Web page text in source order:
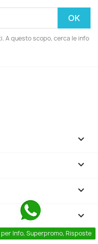
A questo scopo, cerca le info



keyboard_arrow_down
Info, Superpromo, Risposte